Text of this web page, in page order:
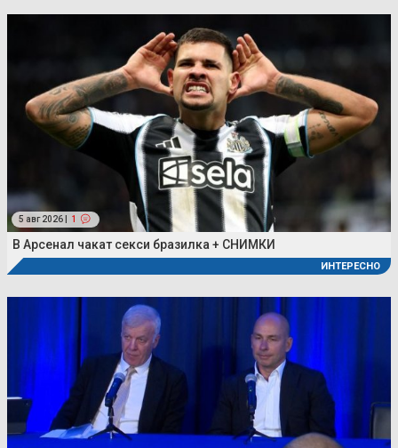
5 авг 2026 | 1
В Арсенал чакат секси бразилка + СНИМКИ
ИНТЕРЕСНО